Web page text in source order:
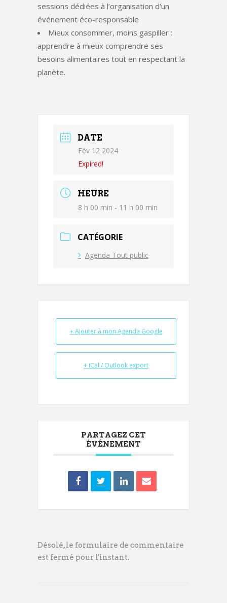
sessions dédiées à l’organisation d’un
événement éco-responsable
Mieux consommer, moins gaspiller :
apprendre à mieux comprendre ses
besoins alimentaires tout en respectant la
planète.
DATE
Fév 12 2024
Expired!
HEURE
8 h 00 min - 11 h 00 min
CATÉGORIE
Agenda Tout public
+ Ajouter à mon Agenda Google
+ iCal / Outlook export
PARTAGEZ CET
ÉVÉNEMENT
Désolé, le formulaire de commentaire
est fermé pour l'instant.